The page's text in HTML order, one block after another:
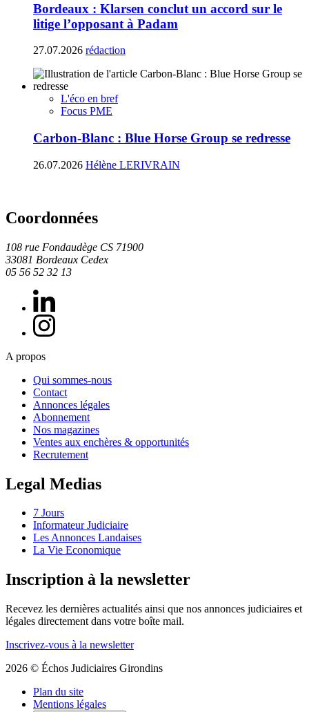
Bordeaux : Klarsen conclut un accord sur le
litige l’opposant à Padam
27.07.2026 rédaction
L'éco en bref
Focus PME
Carbon-Blanc : Blue Horse Group se redresse
26.07.2026 Hélène LERIVRAIN
Coordonnées
108 rue Fondaudège CS 71900
33081 Bordeaux Cedex
05 56 52 32 13
A propos
Qui sommes-nous
Contact
Annonces légales
Abonnement
Nos magazines
Ventes aux enchères & opportunités
Recrutement
Legal Medias
7 Jours
Informateur Judiciaire
Les Annonces Landaises
La Vie Economique
Inscription à la newsletter
Recevez les dernières actualités ainsi que nos annonces judiciaires et
légales directement dans votre boîte mail.
Inscrivez-vous à la newsletter
2026 © Échos Judiciaires Girondins
Plan du site
Mentions légales